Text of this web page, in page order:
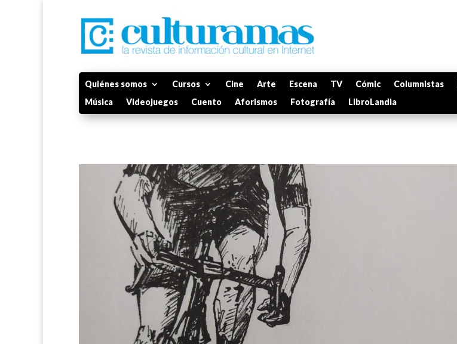
Quiénes somos Cursos Cine Arte Escena TV Cómic Columnistas
Música
Videojuegos Cuento Aforismos Fotografía LibroLandia